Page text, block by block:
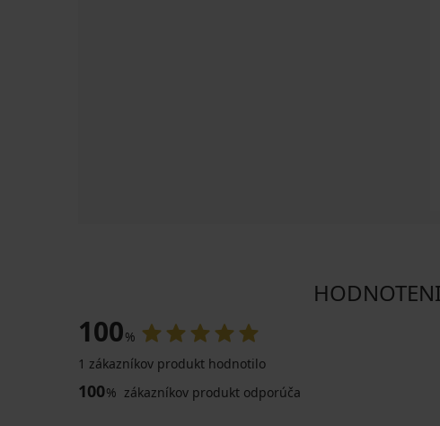
100%
1 zákazníkov produkt hodnotilo
100% zákazníkov produkt odporúča